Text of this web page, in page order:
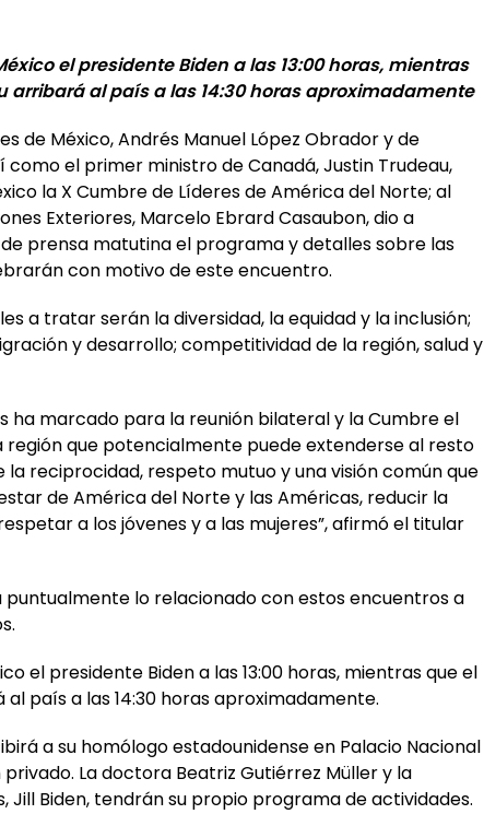
el presidente Biden a las 13:00 horas, mientras
arribará al país a las 14:30 horas aproximadamente
de México, Andrés Manuel López Obrador y de
como el primer ministro de Canadá, Justin Trudeau,
la X Cumbre de Líderes de América del Norte; al
Exteriores, Marcelo Ebrard Casaubon, dio a
prensa matutina el programa y detalles sobre las
con motivo de este encuentro.
a tratar serán la diversidad, la equidad y la inclusión;
y desarrollo; competitividad de la región, salud y
ha marcado para la reunión bilateral y la Cumbre el
región que potencialmente puede extenderse al resto
la reciprocidad, respeto mutuo y una visión común que
de América del Norte y las Américas, reducir la
a los jóvenes y a las mujeres”, afirmó el titular
puntualmente lo relacionado con estos encuentros a
el presidente Biden a las 13:00 horas, mientras que el
país a las 14:30 horas aproximadamente.
a su homólogo estadounidense en Palacio Nacional
privado. La doctora Beatriz Gutiérrez Müller y la
Jill Biden, tendrán su propio programa de actividades.